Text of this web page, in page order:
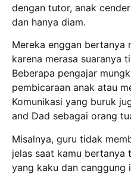
dengan tutor, anak
dan hanya diam.
Mereka enggan bertanya
karena merasa suaranya
Beberapa pengajar
pembicaraan anak atau
Komunikasi yang buruk
and Dad sebagai orang
Misalnya, guru tidak
jelas saat kamu bertanya
yang kaku dan canggung